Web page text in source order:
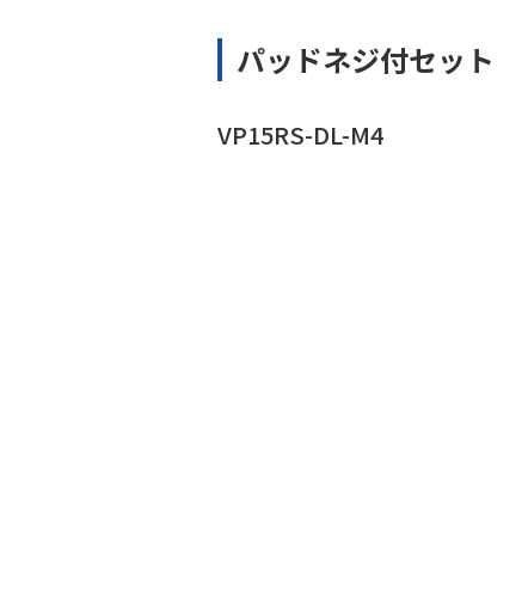
パッドネジ付セット
VP15RS-DL-M4